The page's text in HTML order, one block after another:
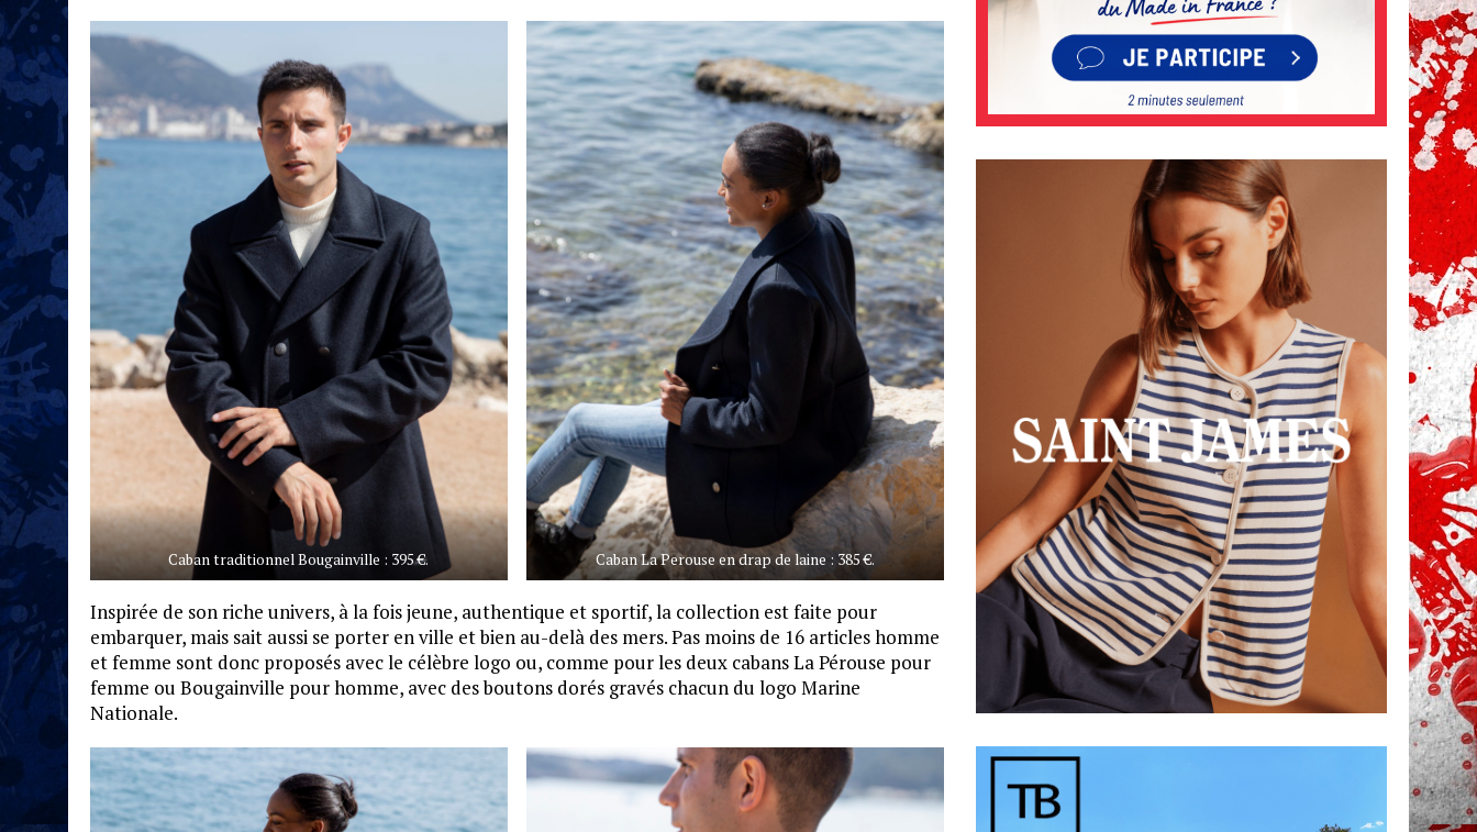
Caban traditionnel Bougainville : 395 €. Caban La Perouse en drap de laine : 385 €.
Inspirée de son riche univers, à la fois jeune, authentique et sportif, la collection est faite pour
embarquer, mais sait aussi se porter en ville et bien au-delà des mers. Pas moins de 16 articles homme
et femme sont donc proposés avec le célèbre logo ou, comme pour les deux cabans La Pérouse pour
femme ou Bougainville pour homme, avec des boutons dorés gravés chacun du logo Marine
Nationale.